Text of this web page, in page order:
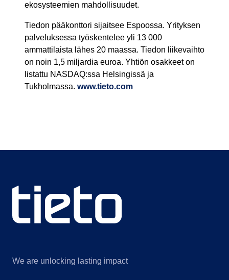
ekosysteemien mahdollisuudet.
Tiedon pääkonttori sijaitsee Espoossa. Yrityksen
palveluksessa työskentelee yli 13 000
ammattilaista lähes 20 maassa. Tiedon liikevaihto
on noin 1,5 miljardia euroa. Yhtiön osakkeet on
listattu NASDAQ:ssa Helsingissä ja
Tukholmassa. www.tieto.com
We are unlocking lasting impact